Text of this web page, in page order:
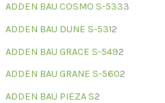
ADDEN BAU COSMO S-5333
ADDEN BAU DUNE S-5312
ADDEN BAU GRACE S-5492
ADDEN BAU GRANE S-5602
ADDEN BAU PIEZA S2